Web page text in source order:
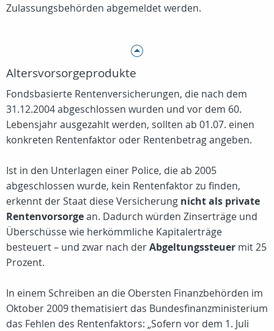
Zulassungsbehörden abgemeldet werden.
Altersvorsorgeprodukte
Fondsbasierte Rentenversicherungen, die nach dem
31.12.2004 abgeschlossen wurden und vor dem 60.
Lebensjahr ausgezahlt werden, sollten ab 01.07. einen
konkreten Rentenfaktor oder Rentenbetrag angeben.
Ist in den Unterlagen einer Police, die ab 2005
abgeschlossen wurde, kein Rentenfaktor zu finden,
erkennt der Staat diese Versicherung nicht als private
Rentenvorsorgean. Dadurch würden Zinserträge und
Überschüsse wie herkömmliche Kapitalerträge
besteuert – und zwar nach derAbgeltungssteuer mit 25
Prozent.
In einem Schreiben an die Obersten Finanzbehörden im
Oktober 2009 thematisiert das Bundesfinanzministerium
das Fehlen des Rentenfaktors: „Sofern vor dem 1. Juli